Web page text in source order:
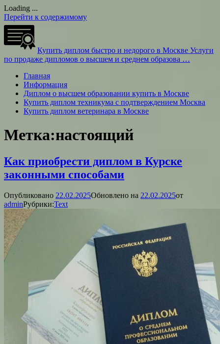
Loading ...
Перейти к содержимому
Купить диплом быстро и недорого в Москве Услуги
по продаже дипломов о высшем и среднем образова …
Главная
Информация
Диплом о высшем образовании купить в Москве
Купить диплом техникума с подтверждением Москва
Купить диплом ветеринара в Москве
Метка:настоящий
Как приобрести диплом в Курске
законными способами
Опубликовано 22.02.2025Обновлено на 22.02.2025от
adminРубрики:Text